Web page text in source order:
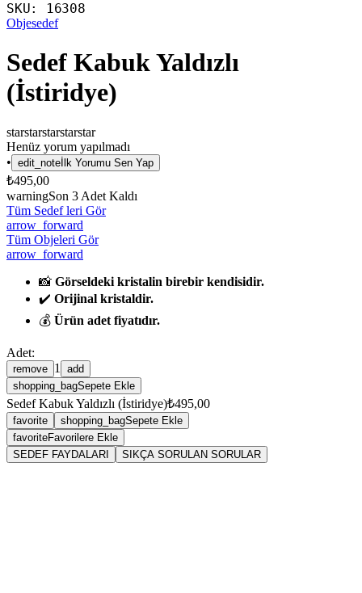
SKU: 16308
Objesedef
Sedef Kabuk Yaldızlı
(İstiridye)
starstarstarstarstar
Henüz yorum yapılmadı
• edit_note İlk Yorumu Sen Yap
₺495,00
warningSon 3 Adet Kaldı
Tüm Sedef leri Gör
arrow_forward
Tüm Objeleri Gör
arrow_forward
📸 Görseldeki kristalin birebir kendisidir.
✔️ Orijinal kristaldir.
💰 Ürün adet fiyatıdır.
Adet:
remove 1
add
shopping_bagSepete Ekle
Sedef Kabuk Yaldızlı (İstiridye)₺495,00
favorite shopping_bagSepete Ekle
favoriteFavorilere Ekle
SEDEF FAYDALARI
SIKÇA SORULAN SORULAR